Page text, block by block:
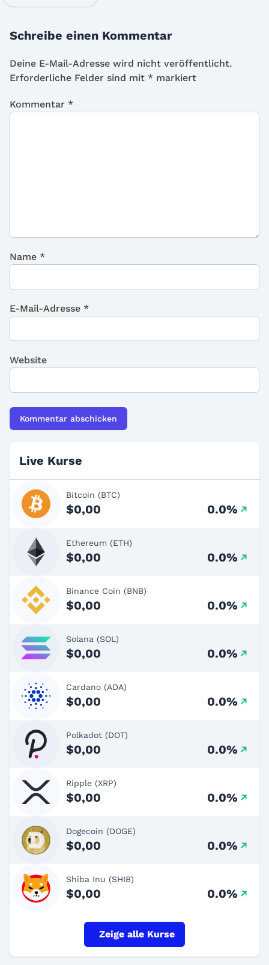
Schreibe einen Kommentar
Deine E-Mail-Adresse wird nicht veröffentlicht.
Erforderliche Felder sind mit * markiert
Kommentar *
Name *
E-Mail-Adresse *
Website
Live Kurse
Bitcoin (BTC)
$0,00 0.0%
Ethereum (ETH)
$0,00 0.0%
Binance Coin (BNB)
$0,00 0.0%
Solana (SOL)
$0,00 0.0%
Cardano (ADA)
$0,00 0.0%
Polkadot (DOT)
$0,00 0.0%
Ripple (XRP)
$0,00 0.0%
Dogecoin (DOGE)
$0,00 0.0%
Shiba Inu (SHIB)
$0,00 0.0%
Zeige alle Kurse